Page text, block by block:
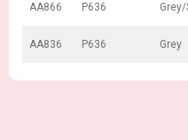
AA866 P636
AA836 P636 Grey